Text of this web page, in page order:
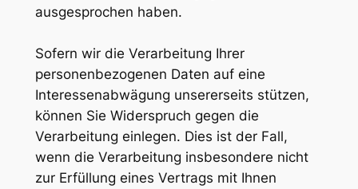
ausgesprochen haben.
Sofern wir die Verarbeitung Ihrer
personenbezogenen Daten auf eine
Interessenabwägung unsererseits stützen,
können Sie Widerspruch gegen die
Verarbeitung einlegen. Dies ist der Fall,
wenn die Verarbeitung insbesondere nicht
zur Erfüllung eines Vertrags mit Ihnen